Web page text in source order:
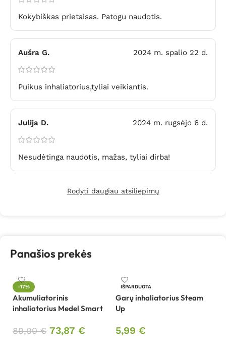
Kokybiškas prietaisas. Patogu naudotis.
Aušra G. 2024 m. spalio 22 d.
Puikus inhaliatorius,tyliai veikiantis.
Julija D. 2024 m. rugsėjo 6 d.
Nesudėtinga naudotis, mažas, tyliai dirba!
Rodyti daugiau atsiliepimų
Panašios prekės
-17%
Akumuliatorinis
inhaliatorius Medel Smart
89,00€ 73,87 €
IŠPARDUOTA
Garų inhaliatorius Steam
Up
5,99 €